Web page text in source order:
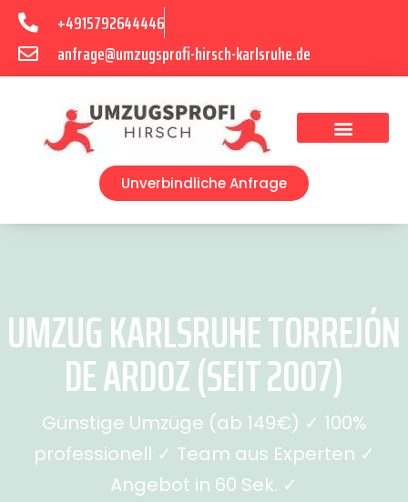
+4915792644446
anfrage@umzugsprofi-hirsch-karlsruhe.de
Unverbindliche Anfrage
UMZUG KARLSRUHE TORREJÓN
DE ARDOZ (SEIT 2007)
Günstige Umzüge (ab 149€) ✓ 100%
professionell ✓ Team aus Experten ✓
Angebot in 60 Sek. ✓